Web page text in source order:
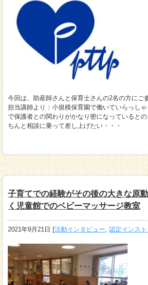
今回は、助産師さんと保育士さんの2名の方にご
担当講師より：小規模保育園で働いていらっし
で保護者との関わりがかなり密になっていると
ちんと相談に乗って差し上げたい・・・
子育てでの経験がその後の大きな原
く児童館でのベビーマッサージ教室
2021年9月21日 [活動インタビュー,認定インス